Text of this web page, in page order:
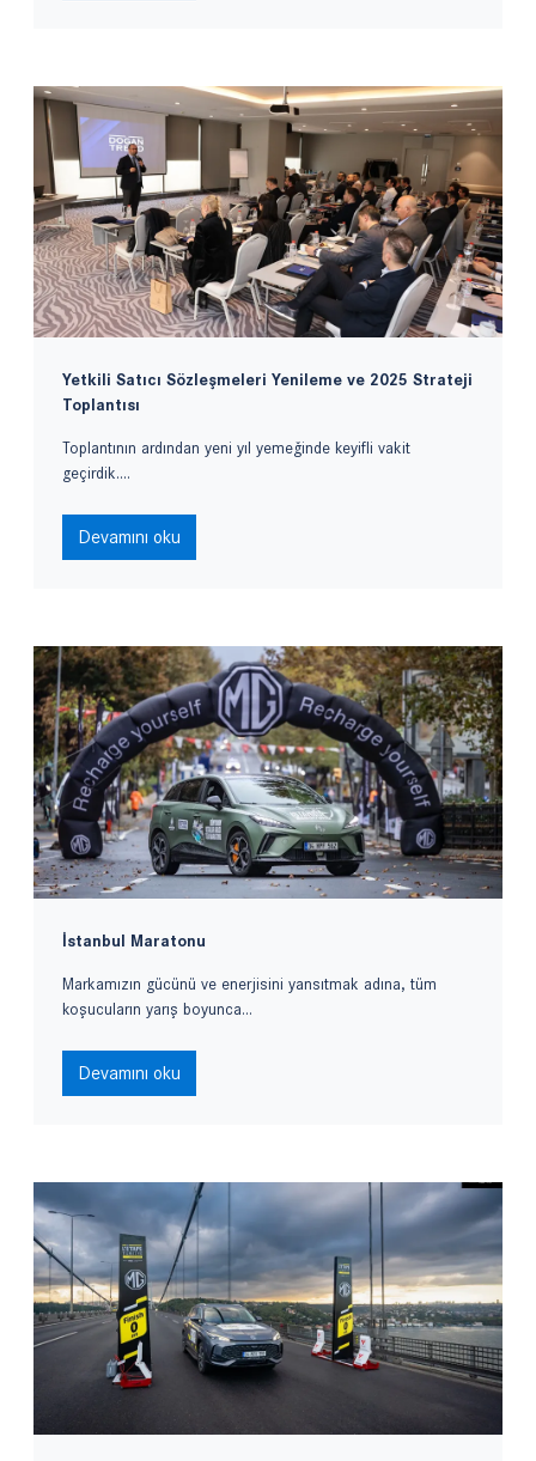
Yetkili Satıcı Sözleşmeleri Yenileme ve 2025 Strateji
Toplantısı
Toplantının ardından yeni yıl yemeğinde keyifli vakit
geçirdik....
Devamını oku
İstanbul Maratonu
Markamızın gücünü ve enerjisini yansıtmak adına, tüm
koşucuların yarış boyunca...
Devamını oku